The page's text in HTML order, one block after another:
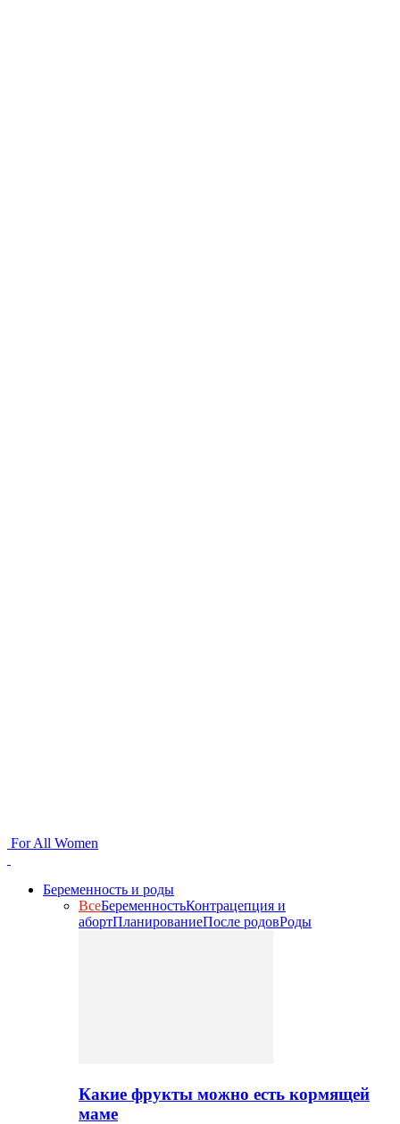
For All Women
Беременность и роды
ВсеБеременностьКонтрацепция и
абортПланированиеПосле родовРоды
Какие фрукты можно есть кормящей
маме